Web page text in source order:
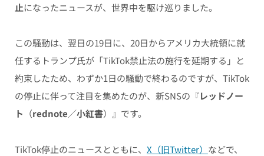
止になったニュースが、世界中を駆け巡りました。
この騒動は、翌日の19日に、20日からアメリカ大統領に就
任するトランプ氏が「TikTok禁止法の施行を延期する」と
約束したため、わずか1日の騒動で終わるのですが、TikTok
の停止に伴って注目を集めたのが、新SNSの『レッドノー
ト （rednote／小紅書）』です。
TikTok停止のニュースとともに、 X（旧Twitter） などで、